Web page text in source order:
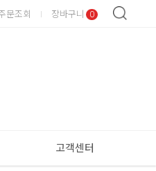
문조회 장바구니 0
고객센터